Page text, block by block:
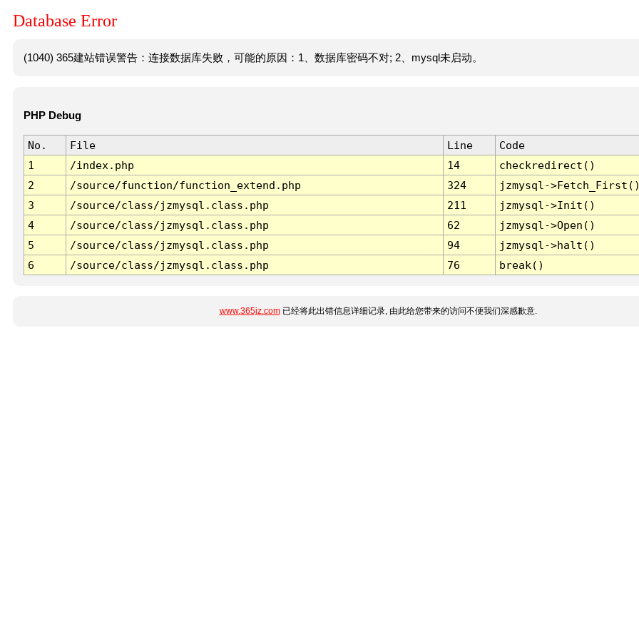
Database Error
(1040) 365建站错误警告：连接数据库失败，可能的原因：1、数据库密码不对; 2、mysql未启动。
PHP Debug
No. File Line
Code
1
/index.php 14
checkredirect()
2
/source/function/function_extend.php 324
jzmysql-
3
/source/class/jzmysql.class.php 211
jzmysql->Init()
4
/source/class/jzmysql.class.php 62
jzmysql->Open()
5
/source/class/jzmysql.class.php 94
jzmysql->halt()
6
/source/class/jzmysql.class.php 76 break()
www.365jz.com已经将此出错信息详细记录, 由此给您带来的访问不便我们深感歉意.